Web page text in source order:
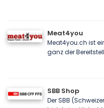
Meat4you
Meat4you.ch ist
ganz der
SBB Shop
Der SBB